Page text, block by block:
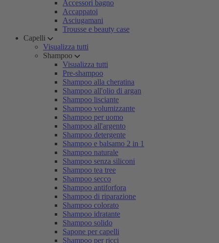
Accessori bagno
Accappatoi
Asciugamani
Trousse e beauty case
Capelli
Visualizza tutti
Shampoo
Visualizza tutti
Pre-shampoo
Shampoo alla cheratina
Shampoo all'olio di argan
Shampoo lisciante
Shampoo volumizzante
Shampoo per uomo
Shampoo all'argento
Shampoo detergente
Shampoo e balsamo 2 in 1
Shampoo naturale
Shampoo senza siliconi
Shampoo tea tree
Shampoo secco
Shampoo antiforfora
Shampoo di riparazione
Shampoo colorato
Shampoo idratante
Shampoo solido
Sapone per capelli
Shampoo per ricci